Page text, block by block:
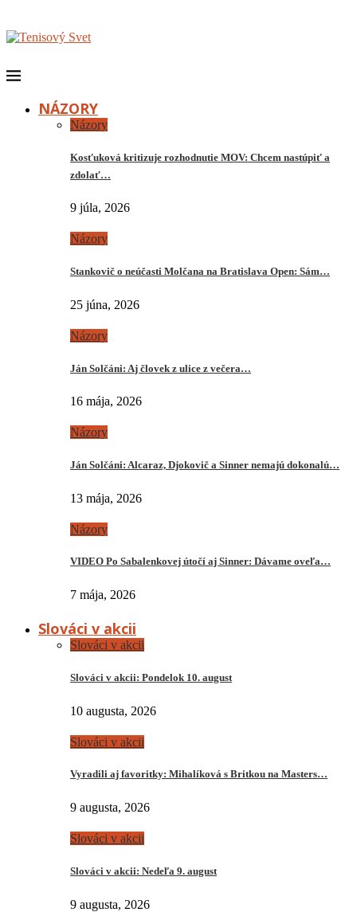
NÁZORY
Názory
Kosťuková kritizuje rozhodnutie MOV: Chcem nastúpiť a
zdolať…
9 júla, 2026
Názory
Stankovič o neúčasti Molčana na Bratislava Open: Sám…
25 júna, 2026
Názory
Ján Solčáni: Aj človek z ulice z večera…
16 mája, 2026
Názory
Ján Solčáni: Alcaraz, Djokovič a Sinner nemajú dokonalú…
13 mája, 2026
Názory
VIDEO Po Sabalenkovej útočí aj Sinner: Dávame oveľa…
7 mája, 2026
Slováci v akcii
Slováci v akcii
Slováci v akcii: Pondelok 10. august
10 augusta, 2026
Slováci v akcii
Vyradili aj favoritky: Mihalíková s Britkou na Masters…
9 augusta, 2026
Slováci v akcii
Slováci v akcii: Nedeľa 9. august
9 augusta, 2026